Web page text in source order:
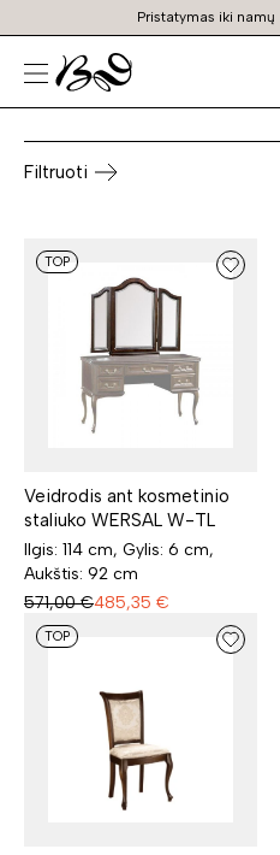
Pristatymas iki namų
Prekių
paieška
Visi baldai
Filtruoti
TOP
Veidrodis ant kosmetinio
staliuko WERSAL W-TL
Ilgis: 114 cm, Gylis: 6 cm,
Aukštis: 92 cm
571,00 €485,35 €
TOP